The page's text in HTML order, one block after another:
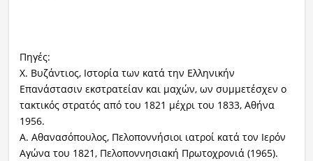
Πηγές:
Χ. Βυζάντιος, Ιστορία των κατά την Ελληνικήν
Επανάστασιν εκστρατείαν και μαχών, ων συμμετέσχεν ο
τακτικός στρατός από του 1821 μέχρι του 1833, Αθήνα
1956.
Α. Αθανασόπουλος, Πελοποννήσιοι ιατροί κατά τον Ιερόν
Αγώνα του 1821, Πελοποννησιακή Πρωτοχρονιά (1965).